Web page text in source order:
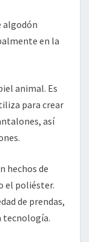
algodón
en la
animal. Es
para crear
así
hechos de
el poliéster.
de prendas,
tecnología.